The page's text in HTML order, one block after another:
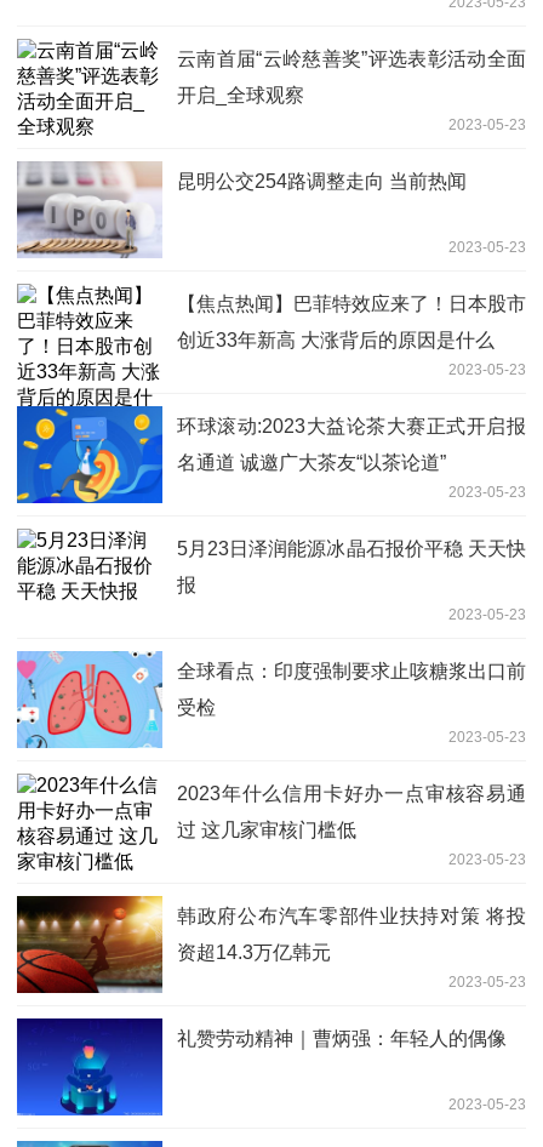
云南首届“云岭慈善奖”评选表彰活动全面
开启_全球观察
2023-05-23
昆明公交254路调整走向 当前热闻
2023-05-23
【焦点热闻】巴菲特效应来了！日本股市
创近33年新高 大涨背后的原因是什么
2023-05-23
环球滚动:2023大益论茶大赛正式开启报
名通道 诚邀广大茶友“以茶论道”
2023-05-23
5月23日泽润能源冰晶石报价平稳 天天快
报
2023-05-23
全球看点：印度强制要求止咳糖浆出口前
受检
2023-05-23
2023年什么信用卡好办一点审核容易通
过 这几家审核门槛低
2023-05-23
韩政府公布汽车零部件业扶持对策 将投
资超14.3万亿韩元
2023-05-23
礼赞劳动精神｜曹炳强：年轻人的偶像
2023-05-23